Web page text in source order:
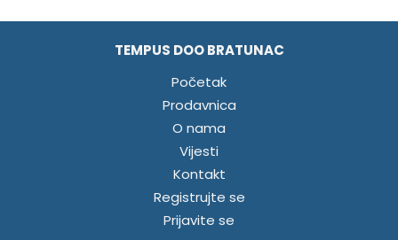
TEMPUS DOO BRATUNAC
Početak
Prodavnica
O nama
Vijesti
Kontakt
Registrujte se
Prijavite se